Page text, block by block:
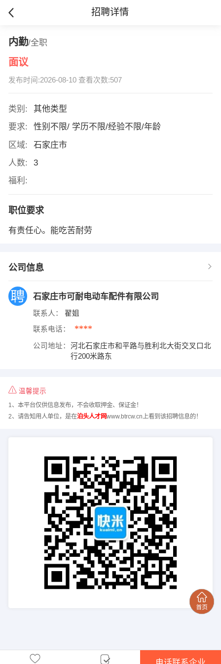
招聘详情
内勤/全职
面议
发布时间:2026-08-10 查看次数:507
类别:
其他类型
要求:
性别不限/ 学历不限/经验不限/年龄
区域:
石家庄市
人数:
3
福利:
职位要求
有责任心。能吃苦耐劳
公司信息
石家庄市可耐电动车配件有限公司
联系人： 翟姐
联系电话： ****
公司地址：
河北石家庄市和平路与胜利北大街交叉口北
行200米路东
温馨提示
1、本平台仅供信息发布，不会收取押金、保证金！
2、请告知用人单位，是在泊头人才网www.btrcw.cn上看到该招聘信息的！